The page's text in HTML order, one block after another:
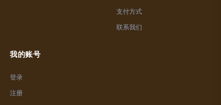
支付方式
联系我们
我的账号
登录
注册